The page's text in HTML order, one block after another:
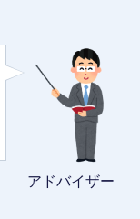
アドバイザー